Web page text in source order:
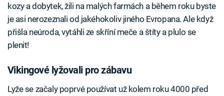
kozy a dobytek, žili na malých farmách a během roku byste
je asi nerozeznali od jakéhokoliv jiného Evropana. Ale když
přišla neúroda, vytáhli ze skříní meče a štíty a plulo se
plenit!
Vikingové lyžovali pro zábavu
Lyže se začaly poprvé používat už kolem roku 4000 před